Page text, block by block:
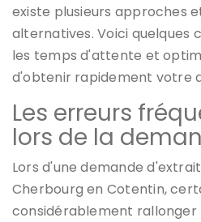
existe plusieurs approches
alternatives. Voici quelques
les temps d'attente et
d'obtenir rapidement votre
Les erreurs
lors de la
Lors d'une demande
Cherbourg en Cotentin,
considérablement rallonger